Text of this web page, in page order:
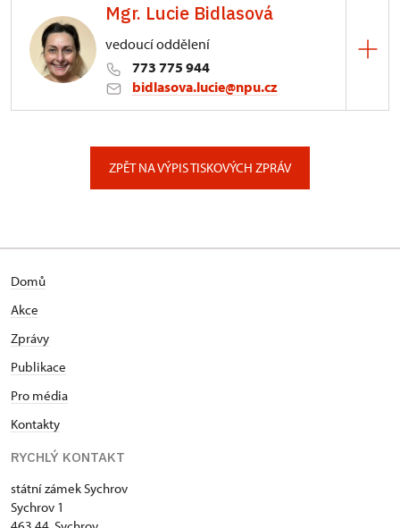
3/, Sychrov 3
Mgr. Lucie Bidlasová
vedoucí oddělení
773 775 944
bidlasova.lucie@npu.cz
ZPĚT NA VÝPIS TISKOVÝCH ZPRÁV
Domů
Akce
Zprávy
Publikace
Pro média
Kontakty
RYCHLÝ KONTAKT
státní zámek Sychrov
Sychrov 1